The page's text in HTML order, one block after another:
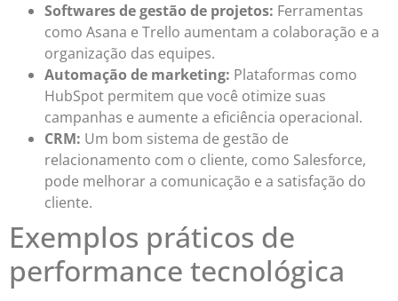
Softwares de gestão de projetos: Ferramentas
como Asana e Trello aumentam a colaboração e a
organização das equipes.
Automação de marketing: Plataformas como
HubSpot permitem que você otimize suas
campanhas e aumente a eficiência operacional.
CRM: Um bom sistema de gestão de
relacionamento com o cliente, como Salesforce,
pode melhorar a comunicação e a satisfação do
cliente.
Exemplos práticos de
performance tecnológica